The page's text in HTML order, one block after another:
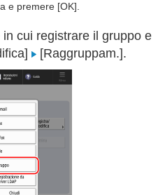
e premere [OK].
cui registrare il gruppo e
[Raggruppam.].